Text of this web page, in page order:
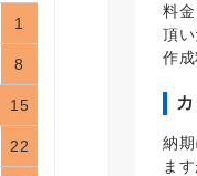
料
頂
作
納
ま
1
8
15
22